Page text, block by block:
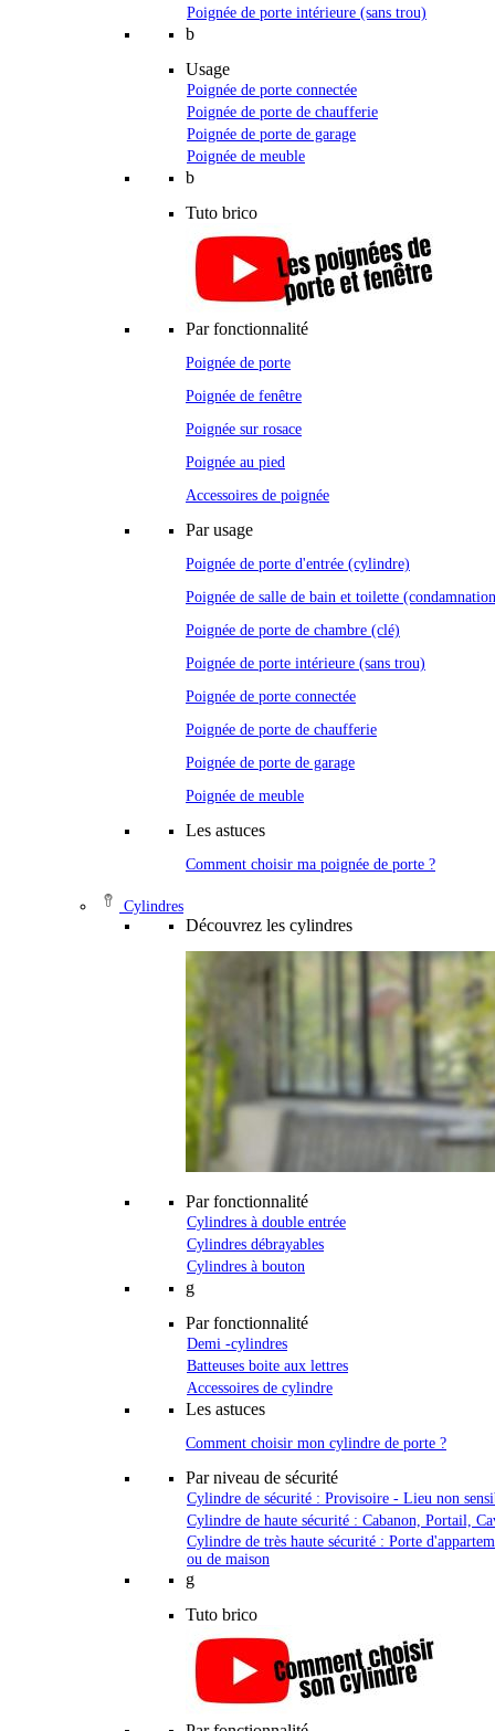
Poignée de porte intérieure (sans trou)
b
Usage
Poignée de porte connectée
Poignée de porte de chaufferie
Poignée de porte de garage
Poignée de meuble
b
Tuto brico
Par fonctionnalité
Poignée de porte
Poignée de fenêtre
Poignée sur rosace
Poignée au pied
Accessoires de poignée
Par usage
Poignée de porte d'entrée (cylindre)
Poignée de salle de bain et toilette
Poignée de porte de chambre (clé)
Poignée de porte intérieure (sans trou)
Poignée de porte connectée
Poignée de porte de chaufferie
Poignée de porte de garage
Poignée de meuble
Les astuces
Comment choisir ma poignée de porte ?
Cylindres
Découvrez les cylindres
Par fonctionnalité
Cylindres à double entrée
Cylindres débrayables
Cylindres à bouton
g
Par fonctionnalité
Demi -cylindres
Batteuses boite aux lettres
Accessoires de cylindre
Les astuces
Comment choisir mon cylindre de porte ?
Par niveau de sécurité
Cylindre de sécurité : Provisoire - Lieu non
Cylindre de haute sécurité : Cabanon, Portail,
Cylindre de très haute sécurité : Porte
ou de maison
g
Tuto brico